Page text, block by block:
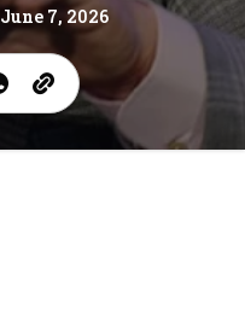
June 7, 2026